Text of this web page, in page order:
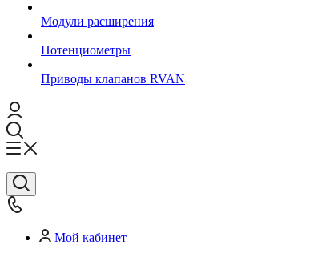
Модули расширения
Потенциометры
Приводы клапанов RVAN
Мой кабинет